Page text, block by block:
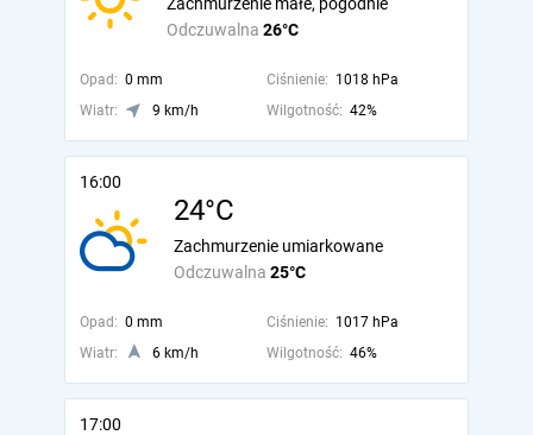
Odczuwalna 26°C
Opad: 0 mm Ciśnienie: 1018 hPa
Wiatr:
9 km/h Wilgotność: 42%
16:00
24°C
Odczuwalna 25°C
Zachmurzenie umiarkowane
Opad: 0 mm Ciśnienie: 1017 hPa
Wiatr:
6 km/h Wilgotność: 46%
17:00